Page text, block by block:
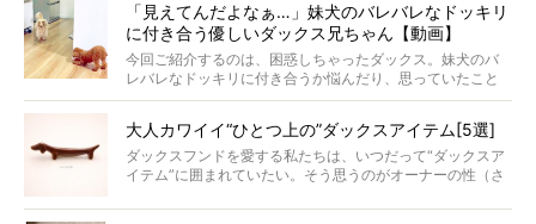
「見えてんだよなぁ…」妹犬のバレバレなドッキリ
に付き合う優しいダックス兄ちゃん【動画】
今回ご紹介するのは、困惑しちゃったダックス。妹犬のバ
レバレなドッキリに付き合うか悩んだり、思っていたこと
と違う事態に陥ったり。そんなお悩み全開なダックスの様
大人カワイイ“ひとつ上の”ダックスアイテム[5選]
ダックスフンドを愛する私たちは、いつだって“ダックスア
イテム”に囲まれていたい。そう思うのがオーナーの性（さ
ムをご紹介。